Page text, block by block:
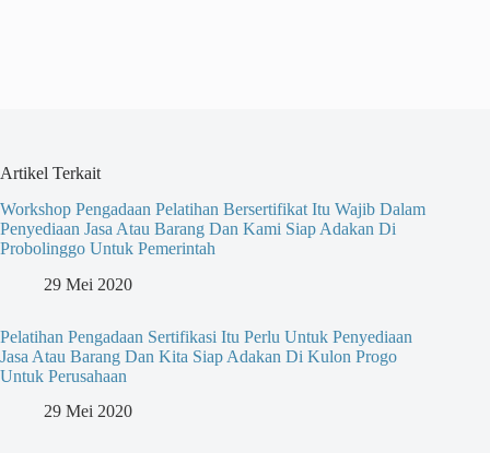
Artikel Terkait
Workshop Pengadaan Pelatihan Bersertifikat Itu Wajib Dalam
Penyediaan Jasa Atau Barang Dan Kami Siap Adakan Di
Probolinggo Untuk Pemerintah
29 Mei 2020
Pelatihan Pengadaan Sertifikasi Itu Perlu Untuk Penyediaan
Jasa Atau Barang Dan Kita Siap Adakan Di Kulon Progo
Untuk Perusahaan
29 Mei 2020